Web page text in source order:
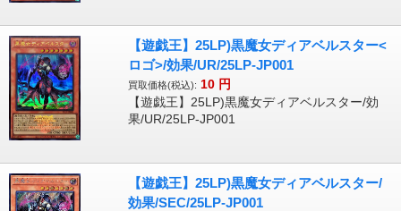
【遊戯王】25LP)黒魔女ディアベルスター<
ロゴ>/効果/UR/25LP-JP001
買取価格(税込): 10 円
【遊戯王】25LP)黒魔女ディアベルスター/効
果/UR/25LP-JP001
【遊戯王】25LP)黒魔女ディアベルスター/
効果/SEC/25LP-JP001